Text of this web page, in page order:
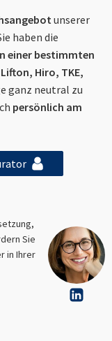
unserer
haben die
einer bestimmten
Hiro, TKE,
ganz neutral zu
persönlich am
Sie
in Ihrer